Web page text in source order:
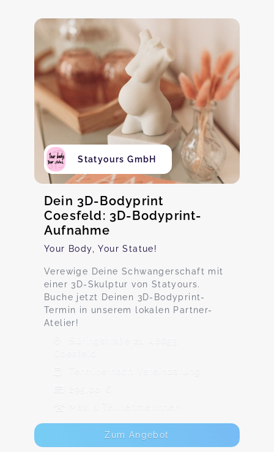
Statyours GmbH
Dein 3D-Bodyprint
Coesfeld: 3D-Bodyprint-
Aufnahme
Your Body, Your Statue!
Verewige Deine Schwangerschaft mit
einer 3D-Skulptur von Statyours.
Buche jetzt Deinen 3D-Bodyprint-
Termin in unserem lokalen Partner-
Atelier!
Süringstraße 21, 48653
Coesfeld
Termine nach Vereinbarung
295,00 €
Max. 1 TeilnehmerInnen
Zum Angebot